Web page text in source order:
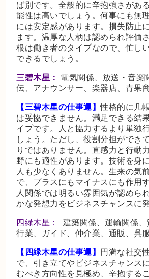
ば別です。全般的に辛抱強さがあ
能性は高いでしょう。何事にも無
には安定感があります。損失防止
ます。温厚な人柄は認められ評価
根は働き者のタイプなので、忙し
できるでしょう。
三碧木星：
電気関係、放送・音楽
伝、アナウンサー、楽器店、青果
【三碧木星の仕事運】性格的に几
は妥協できません。満足できる結
イプです。人と協力するより単独
しょう。ただし、役割分担ができ
りではありません。直感力と行動
野にも適性があります。技術を身
人も少なくありません。生来の気
で、プラスにもマイナスにも作用
人関係では明るい雰囲気が認めら
かな発想力をビジネスチャンスに
四緑木星：
建築関係、運輸関係
行業、ガイド、仲介業、通販、呉服
【四緑木星の仕事運】
円満な社交
で、引き立てやビジネスチャンス
むべき方向性を見極め、辛抱する